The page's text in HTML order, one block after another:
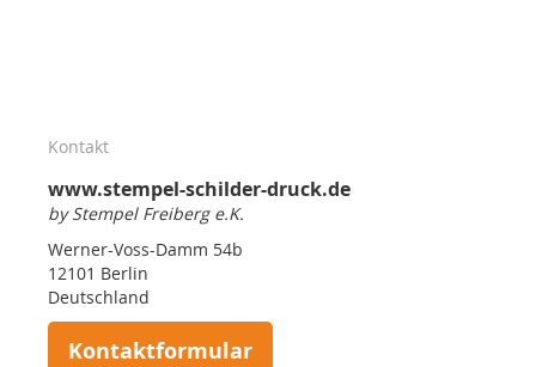
Kontakt
www.stempel-schilder-druck.de
by Stempel Freiberg e.K.
Werner-Voss-Damm 54b
12101 Berlin
Deutschland
Kontaktformular